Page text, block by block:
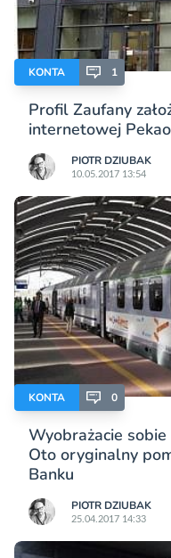
KONTA 1
Profil Zaufany
internetowej
PIOTR DZIUBAK
10.05.2017 13:54
KONTA 0
Wyobrażacie
Oto oryginalny
Banku
PIOTR DZIUBAK
25.04.2017 14:33